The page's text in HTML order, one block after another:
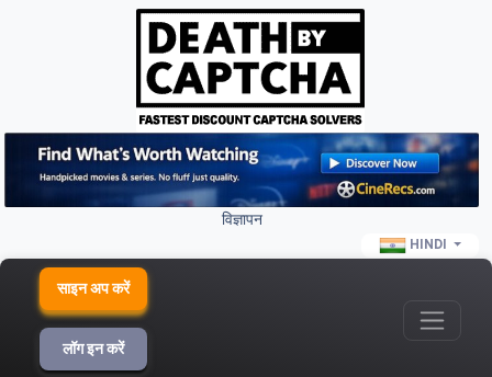
विज्ञापन
HINDI
साइन अप करें
लॉग इन करें